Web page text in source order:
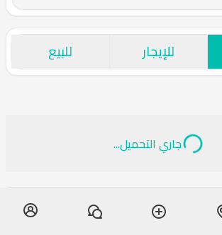
للإيجار للبيع
جاري التحميل...